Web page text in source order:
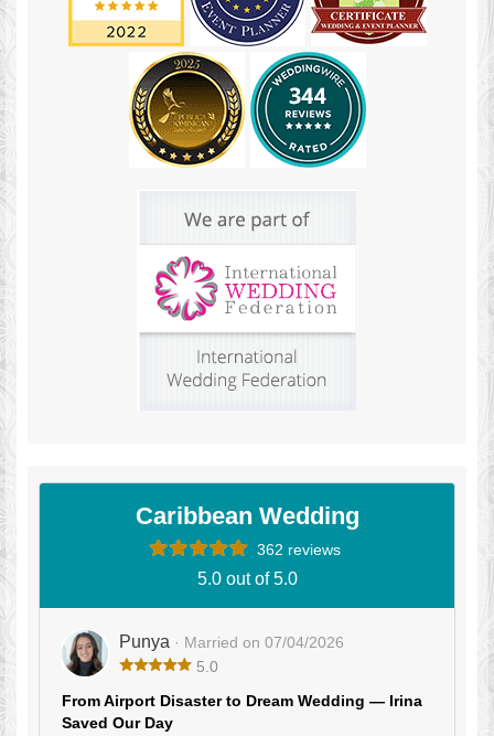
Caribbean Wedding
362 reviews
5.0 out of 5.0
Punya · Married on 07/04/2026
5.0
From Airport Disaster to Dream Wedding — Irina
Saved Our Day